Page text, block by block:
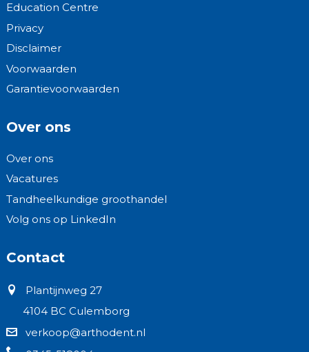
Education Centre
Privacy
Disclaimer
Voorwaarden
Garantievoorwaarden
Over ons
Over ons
Vacatures
Tandheelkundige groothandel
Volg ons op LinkedIn
Contact
Plantijnweg 27
4104 BC Culemborg
verkoop@arthodent.nl